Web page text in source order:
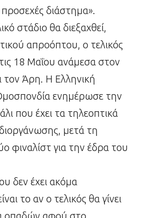
διάστημα».
στάδιο θα διεξαχθεί,
απροόπτου, ο τελικός
18 Μαΐου ανάμεσα στον
τον Άρη. Η Ελληνική
ενημέρωσε την
που έχει τα τηλεοπτικά
μετά τη
φιναλίστ για την έδρα του
δεν έχει ακόμα
το αν ο τελικός θα γίνει